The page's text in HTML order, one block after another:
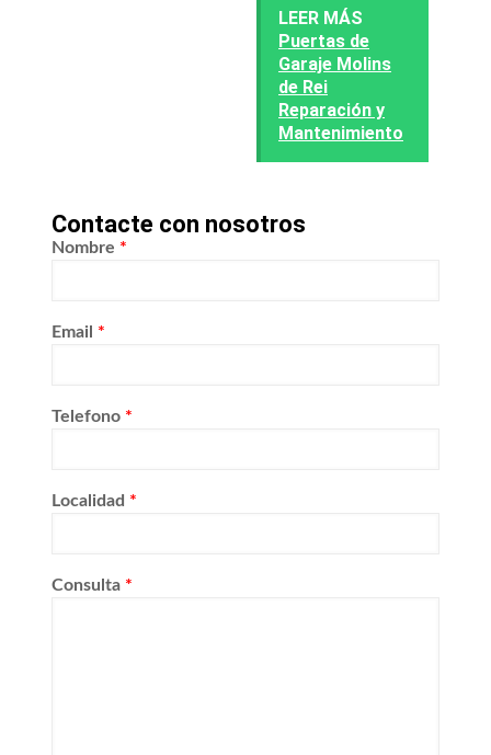
LEER MÁS
Puertas de
Garaje Molins
de Rei
Reparación y
Mantenimiento
Contacte con nosotros
Nombre *
Email *
Telefono *
Localidad *
Consulta *